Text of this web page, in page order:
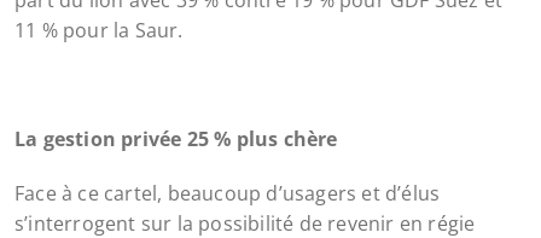
11 % pour la Saur.
La gestion privée 25 % plus chère
Face à ce cartel, beaucoup d’usagers et d’élus
s’interrogent sur la possibilité de revenir en régie